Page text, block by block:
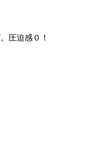
圧迫感０！